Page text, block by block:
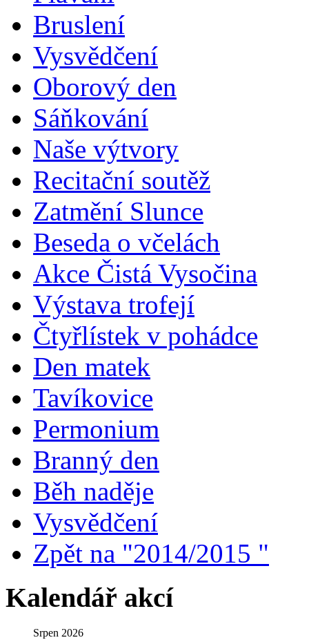
Bruslení
Vysvědčení
Oborový den
Sáňkování
Naše výtvory
Recitační soutěž
Zatmění Slunce
Beseda o včelách
Akce Čistá Vysočina
Výstava trofejí
Čtyřlístek v pohádce
Den matek
Tavíkovice
Permonium
Branný den
Běh naděje
Vysvědčení
Zpět na "2014/2015 "
Kalendář akcí
Srpen 2026